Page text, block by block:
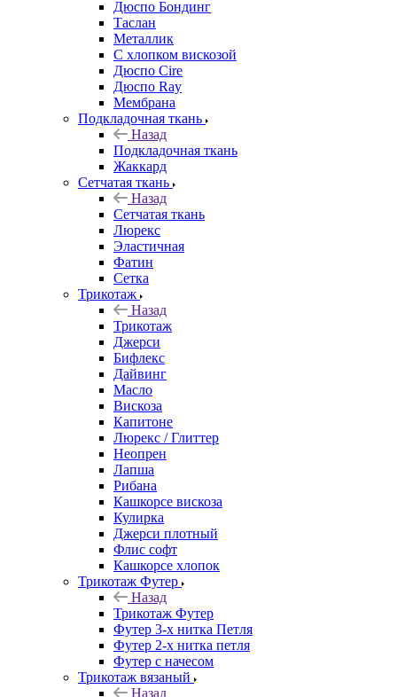
Дюспо Бондинг
Таслан
Металлик
С хлопком вискозой
Дюспо Cire
Дюспо Ray
Мембрана
Подкладочная ткань
Назад
Подкладочная ткань
Жаккард
Сетчатая ткань
Назад
Сетчатая ткань
Люрекс
Эластичная
Фатин
Сетка
Трикотаж
Назад
Трикотаж
Джерси
Бифлекс
Дайвинг
Масло
Вискоза
Капитоне
Люрекс / Глиттер
Неопрен
Лапша
Рибана
Кашкорсе вискоза
Кулирка
Джерси плотный
Флис софт
Кашкорсе хлопок
Трикотаж Футер
Назад
Трикотаж Футер
Футер 3-х нитка Петля
Футер 2-х нитка петля
Футер с начесом
Трикотаж вязаный
Назад